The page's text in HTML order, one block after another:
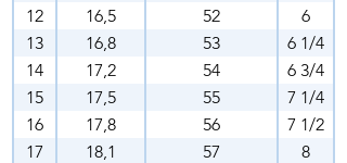
12
16,5 52
6
13
16,8 53
6 1/4
14
17,2 54
6 3/4
15
17,5 55
7 1/4
16
17,8 56
7 1/2
17
18,1 57
8